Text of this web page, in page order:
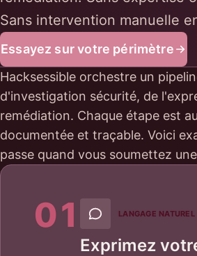
Sans intervention manuelle
Essayez sur votre périmètre
Hacksessible orchestre un
d'investigation sécurité, de
remédiation. Chaque étape est
documentée et traçable. Voici
passe quand vous soumettez
01 LANGAGE NATUREL
Exprimez